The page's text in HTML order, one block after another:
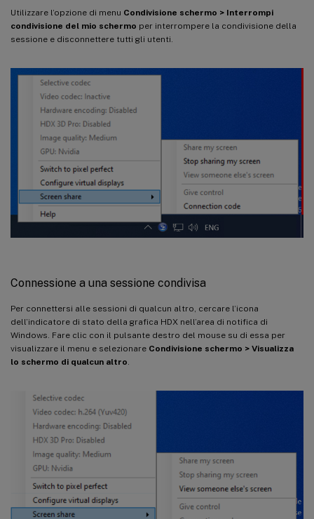
Utilizzare l’opzione di menu Condivisione schermo > Interrompi
condivisione del mio schermo per interrompere la condivisione della
sessione e disconnettere tutti gli utenti.
Connessione a una sessione condivisa
Per connettersi alle sessioni di qualcun altro, cercare l’icona
dell’indicatore di stato della grafica HDX nell’area di notifica di
Windows. Fare clic con il pulsante destro del mouse su di essa per
visualizzare il menu e selezionare Condivisione schermo > Visualizza
lo schermo di qualcun altro.